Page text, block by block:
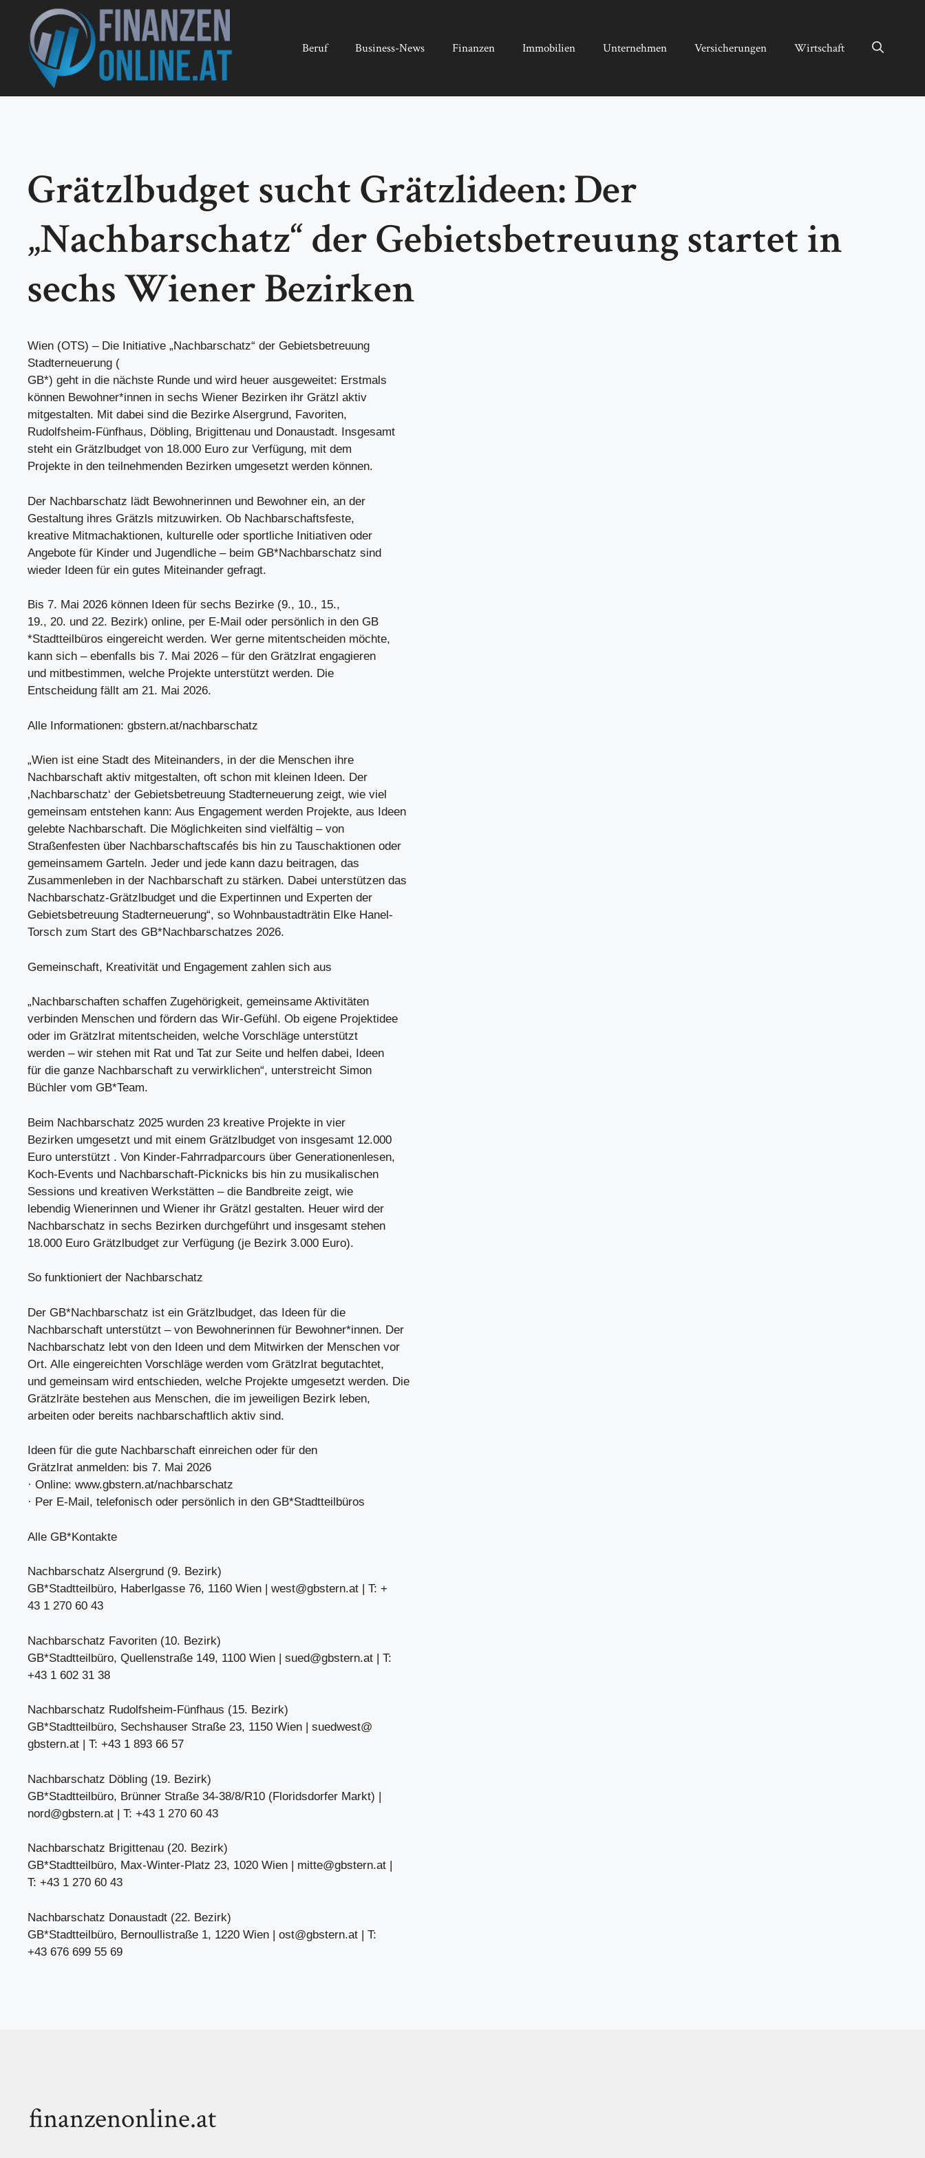
springen
Beruf Business-News Finanzen Immobilien Unternehmen Versicherungen Wirtschaft
Grätzlbudget sucht Grätzlideen: Der
„Nachbarschatz“ der Gebietsbetreuung startet in
sechs Wiener Bezirken
Wien (OTS) – Die Initiative „Nachbarschatz“ der Gebietsbetreuung
Stadterneuerung (
GB*) geht in die nächste Runde und wird heuer ausgeweitet: Erstmals
können Bewohner*innen in sechs Wiener Bezirken ihr Grätzl aktiv
mitgestalten. Mit dabei sind die Bezirke Alsergrund, Favoriten,
Rudolfsheim-Fünfhaus, Döbling, Brigittenau und Donaustadt. Insgesamt
steht ein Grätzlbudget von 18.000 Euro zur Verfügung, mit dem
Projekte in den teilnehmenden Bezirken umgesetzt werden können.
Der Nachbarschatz lädt Bewohnerinnen und Bewohner ein, an der
Gestaltung ihres Grätzls mitzuwirken. Ob Nachbarschaftsfeste,
kreative Mitmachaktionen, kulturelle oder sportliche Initiativen oder
Angebote für Kinder und Jugendliche – beim GB*Nachbarschatz sind
wieder Ideen für ein gutes Miteinander gefragt.
Bis 7. Mai 2026 können Ideen für sechs Bezirke (9., 10., 15.,
19., 20. und 22. Bezirk) online, per E-Mail oder persönlich in den GB
*Stadtteilbüros eingereicht werden. Wer gerne mitentscheiden möchte,
kann sich – ebenfalls bis 7. Mai 2026 – für den Grätzlrat engagieren
und mitbestimmen, welche Projekte unterstützt werden. Die
Entscheidung fällt am 21. Mai 2026.
Alle Informationen: gbstern.at/nachbarschatz
„Wien ist eine Stadt des Miteinanders, in der die Menschen ihre
Nachbarschaft aktiv mitgestalten, oft schon mit kleinen Ideen. Der
‚Nachbarschatz‘ der Gebietsbetreuung Stadterneuerung zeigt, wie viel
gemeinsam entstehen kann: Aus Engagement werden Projekte, aus Ideen
gelebte Nachbarschaft. Die Möglichkeiten sind vielfältig – von
Straßenfesten über Nachbarschaftscafés bis hin zu Tauschaktionen oder
gemeinsamem Garteln. Jeder und jede kann dazu beitragen, das
Zusammenleben in der Nachbarschaft zu stärken. Dabei unterstützen das
Nachbarschatz-Grätzlbudget und die Expertinnen und Experten der
Gebietsbetreuung Stadterneuerung“, so Wohnbaustadträtin Elke Hanel-
Torsch zum Start des GB*Nachbarschatzes 2026.
Gemeinschaft, Kreativität und Engagement zahlen sich aus
„Nachbarschaften schaffen Zugehörigkeit, gemeinsame Aktivitäten
verbinden Menschen und fördern das Wir-Gefühl. Ob eigene Projektidee
oder im Grätzlrat mitentscheiden, welche Vorschläge unterstützt
werden – wir stehen mit Rat und Tat zur Seite und helfen dabei, Ideen
für die ganze Nachbarschaft zu verwirklichen“, unterstreicht Simon
Büchler vom GB*Team.
Beim Nachbarschatz 2025 wurden 23 kreative Projekte in vier
Bezirken umgesetzt und mit einem Grätzlbudget von insgesamt 12.000
Euro unterstützt . Von Kinder-Fahrradparcours über Generationenlesen,
Koch-Events und Nachbarschaft-Picknicks bis hin zu musikalischen
Sessions und kreativen Werkstätten – die Bandbreite zeigt, wie
lebendig Wienerinnen und Wiener ihr Grätzl gestalten. Heuer wird der
Nachbarschatz in sechs Bezirken durchgeführt und insgesamt stehen
18.000 Euro Grätzlbudget zur Verfügung (je Bezirk 3.000 Euro).
So funktioniert der Nachbarschatz
Der GB*Nachbarschatz ist ein Grätzlbudget, das Ideen für die
Nachbarschaft unterstützt – von Bewohnerinnen für Bewohner*innen. Der
Nachbarschatz lebt von den Ideen und dem Mitwirken der Menschen vor
Ort. Alle eingereichten Vorschläge werden vom Grätzlrat begutachtet,
und gemeinsam wird entschieden, welche Projekte umgesetzt werden. Die
Grätzlräte bestehen aus Menschen, die im jeweiligen Bezirk leben,
arbeiten oder bereits nachbarschaftlich aktiv sind.
Ideen für die gute Nachbarschaft einreichen oder für den
Grätzlrat anmelden: bis 7. Mai 2026
· Online: www.gbstern.at/nachbarschatz
· Per E-Mail, telefonisch oder persönlich in den GB*Stadtteilbüros
Alle GB*Kontakte
Nachbarschatz Alsergrund (9. Bezirk)
GB*Stadtteilbüro, Haberlgasse 76, 1160 Wien | west@gbstern.at | T: +
43 1 270 60 43
Nachbarschatz Favoriten (10. Bezirk)
GB*Stadtteilbüro, Quellenstraße 149, 1100 Wien | sued@gbstern.at | T:
+43 1 602 31 38
Nachbarschatz Rudolfsheim-Fünfhaus (15. Bezirk)
GB*Stadtteilbüro, Sechshauser Straße 23, 1150 Wien | suedwest@
gbstern.at | T: +43 1 893 66 57
Nachbarschatz Döbling (19. Bezirk)
GB*Stadtteilbüro, Brünner Straße 34-38/8/R10 (Floridsdorfer Markt) |
nord@gbstern.at | T: +43 1 270 60 43
Nachbarschatz Brigittenau (20. Bezirk)
GB*Stadtteilbüro, Max-Winter-Platz 23, 1020 Wien | mitte@gbstern.at |
T: +43 1 270 60 43
Nachbarschatz Donaustadt (22. Bezirk)
GB*Stadtteilbüro, Bernoullistraße 1, 1220 Wien | ost@gbstern.at | T:
+43 676 699 55 69
finanzenonline.at